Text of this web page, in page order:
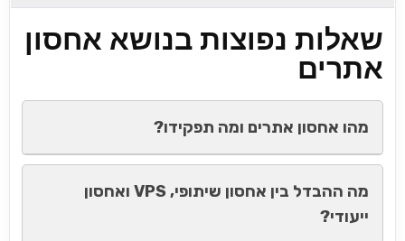
שאלות נפוצות בנושא אחסון
אתרים
מהו אחסון אתרים ומה תפקידו?
מה ההבדל בין אחסון שיתופי, VPS ואחסון
ייעודי?